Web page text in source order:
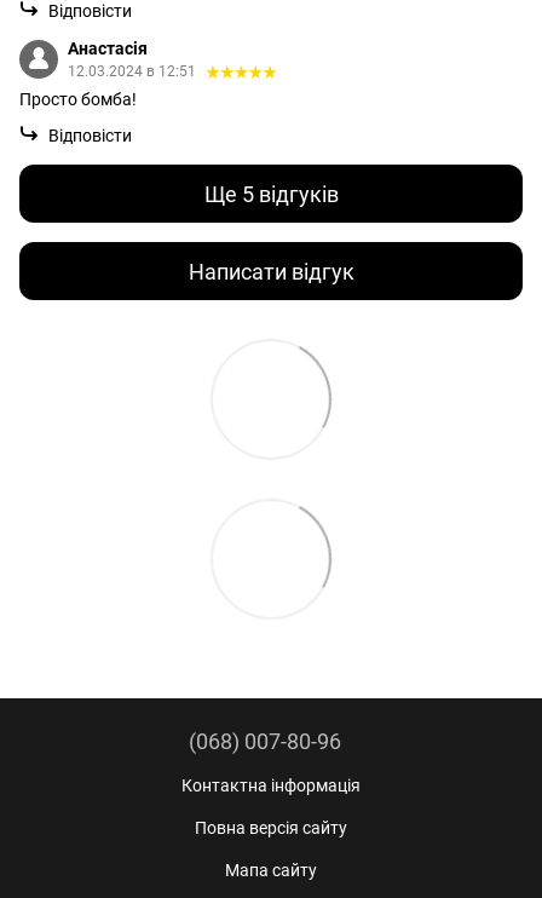
Відповісти
Анастасія
12.03.2024 в 12:51
Просто бомба!
Відповісти
Ще 5 відгуків
Написати відгук
(068) 007-80-96
Контактна інформація
Повна версія сайту
Мапа сайту